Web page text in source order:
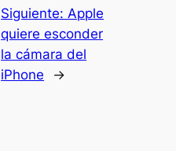
Siguiente: Apple
quiere esconder
la cámara del
iPhone
→